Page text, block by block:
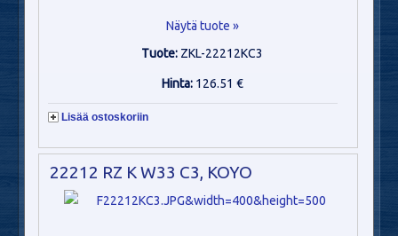
Näytä tuote »
Tuote: ZKL-22212KC3
Hinta: 126.51 €
Lisää ostoskoriin
22212 RZ K W33 C3, KOYO